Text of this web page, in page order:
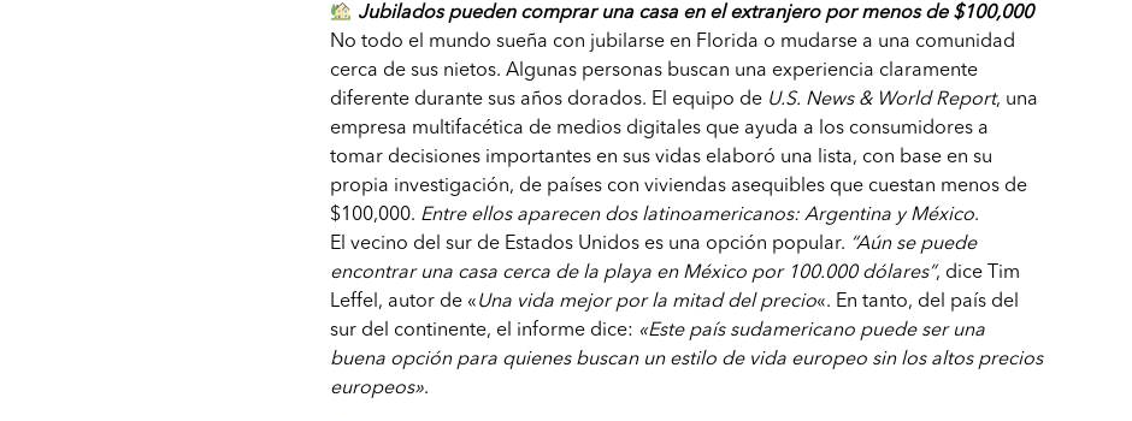
Jubilados pueden comprar una casa en el extranjero por menos de $100,000
No todo el mundo sueña con jubilarse en Florida o mudarse a una comunidad
cerca de sus nietos. Algunas personas buscan una experiencia claramente
diferente durante sus años dorados. El equipo de U.S. News & World Report, una
empresa multifacética de medios digitales que ayuda a los consumidores a
tomar decisiones importantes en sus vidas elaboró una lista, con base en su
propia investigación, de países con viviendas asequibles que cuestan menos de
$100,000. Entre ellos aparecen dos latinoamericanos: Argentina y México.
El vecino del sur de Estados Unidos es una opción popular. “Aún se puede
encontrar una casa cerca de la playa en México por 100.000 dólares”, dice Tim
Leffel, autor de «Una vida mejor por la mitad del precio«. En tanto, del país del
sur del continente, el informe dice: «Este país sudamericano puede ser una
buena opción para quienes buscan un estilo de vida europeo sin los altos precios
europeos».